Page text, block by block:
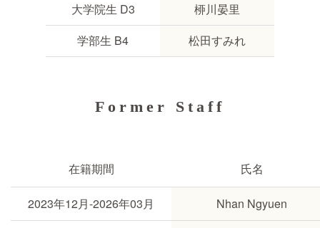
大学院生 D3
桺川晏里
学部生 B4
松田すみれ
Former Staff
在籍期間 氏名
2023年12月-2026年03月 Nhan Ngyuen